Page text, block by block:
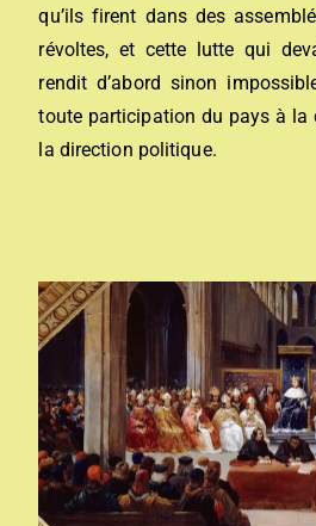
qu’ils firent dans des
révoltes, et cette lutte qui
rendit d’abord sinon
toute participation du pays à la
la direction politique.